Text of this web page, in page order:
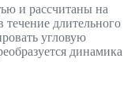
и рассчитаны на
длительного
угловую
динамика